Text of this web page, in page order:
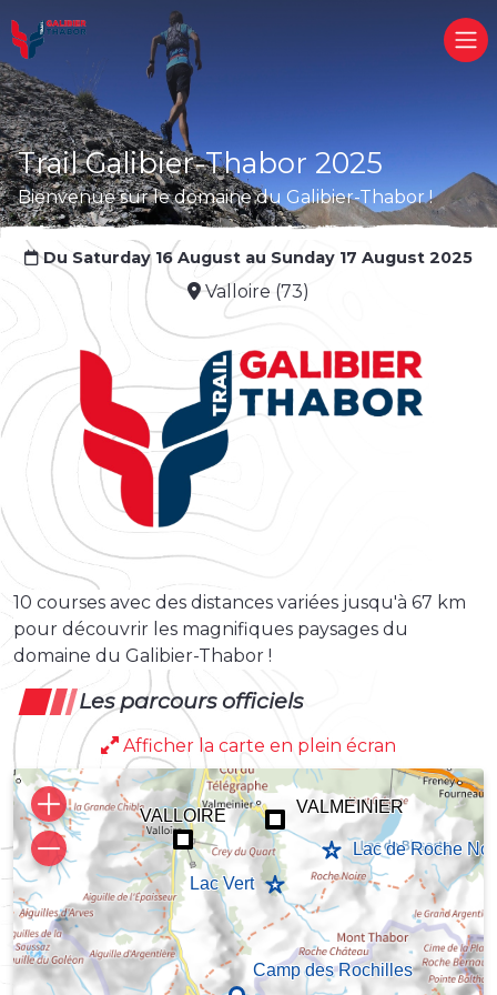
Trail Galibier-Thabor 2025
Bienvenue sur le domaine du Galibier-Thabor !
Du Saturday 16 August au Sunday 17 August 2025
Valloire (73)
10 courses avec des distances variées jusqu'à 67 km
pour découvrir les magnifiques paysages du
domaine du Galibier-Thabor !
Les parcours officiels
Afficher la carte en plein écran